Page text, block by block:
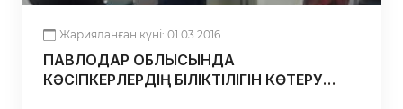
Жарияланған күні: 01.03.2016
ПАВЛОДАР ОБЛЫСЫНДА
КӘСІПКЕРЛЕРДІҢ БІЛІКТІЛІГІН КӨТЕРУ